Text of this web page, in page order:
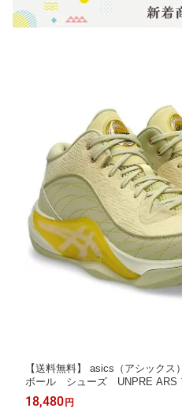
【送料無料】 asics（アシック
ボール シューズ UNPRE ARS
18,480円